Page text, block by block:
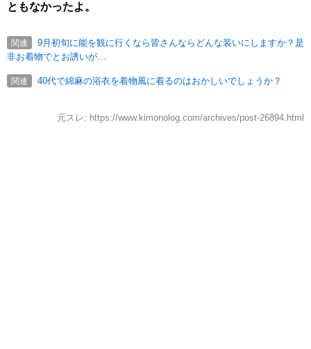
ともなかったよ。
関連
9月初旬に能を観に行くなら皆さんならどんな装いにしますか？是
非お着物でとお誘いが…
関連 40代で綿麻の浴衣を着物風に着るのはおかしいでしょうか？
元スレ: https://www.kimonolog.com/archives/post-26894.html